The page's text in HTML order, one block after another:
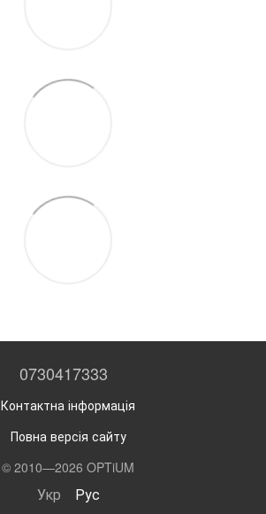
0730417333
Контактна інформація
Повна версія сайту
© 2010—2026 OPTiUM
Укр Рус